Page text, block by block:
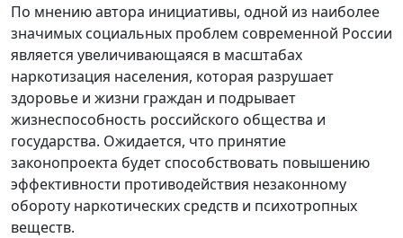
По мнению автора инициативы, одной из наиболее
значимых социальных проблем современной России
является увеличивающаяся в масштабах
наркотизация населения, которая разрушает
здоровье и жизни граждан и подрывает
жизнеспособность российского общества и
государства. Ожидается, что принятие
законопроекта будет способствовать повышению
эффективности противодействия незаконному
обороту наркотических средств и психотропных
веществ.